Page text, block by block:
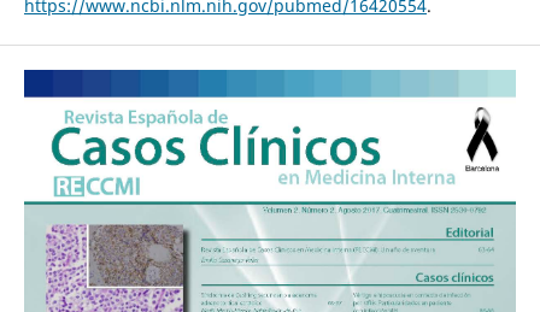
https://www.ncbi.nlm.nih.gov/pubmed/16420554.